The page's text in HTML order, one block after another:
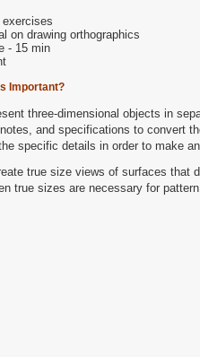
exercises
on drawing orthographics
- 15 min
Important?
three-dimensional objects in
and specifications to convert
specific details in order to make
true size views of surfaces that
true sizes are necessary for